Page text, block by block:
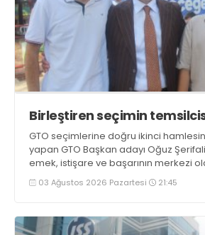
Birleştiren seçimin
GTO seçimlerine doğru ikinci hamlesini
yapan GTO Başkan adayı Oğuz
emek, istişare ve başarının merkezi
günlerine kadar birleştiren ve seviyeli
olacaklarını söyledi
03 Ağustos 2026 Pazartesi 21:45